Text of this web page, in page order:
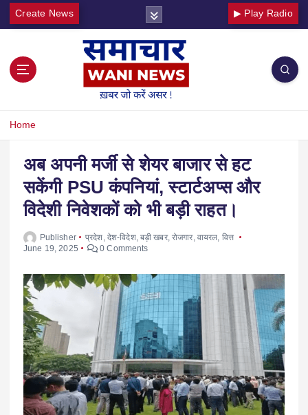
Create News ▶ Play Radio
Home
अब अपनी मर्जी से शेयर बाजार से हट
सकेंगी PSU कंपनियां, स्टार्टअप्स और
विदेशी निवेशकों को भी बड़ी राहत।
Publisher प्रदेश देश-विदेश, बड़ी खबर,रोजगार, वायरल वित्त
June 19, 2025
0 Comments